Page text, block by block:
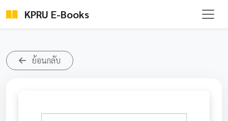
KPRU E-Books
ย้อนกลับ